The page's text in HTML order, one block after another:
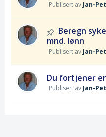
Publisert av Jan-
Beregn
mnd. lønn
Publisert av Jan-
Du fortjener
Publisert av Jan-